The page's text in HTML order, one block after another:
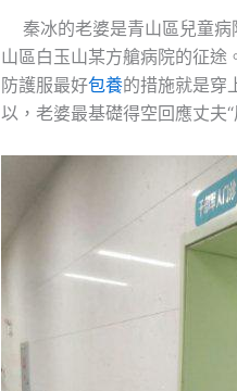
秦冰的老婆是青山區兒童病
山區白玉山某方艙病院的征
防護服最好包養的措施就是穿
以，老婆最基礎得空回應丈夫